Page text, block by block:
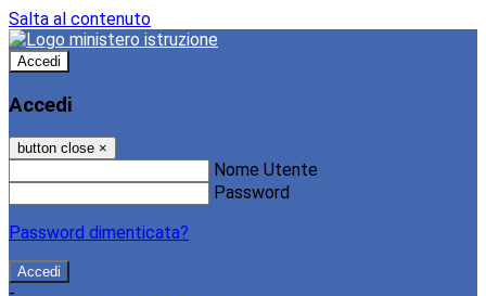
Salta al contenuto
Accedi
Accedi
button close ×
Nome Utente
Password
Password dimenticata?